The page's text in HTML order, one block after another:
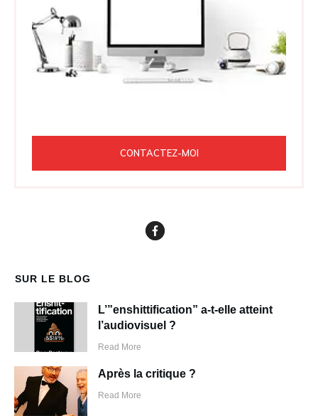
CONTACTEZ-MOI
SUR LE BLOG
L’”enshittification” a-t-elle atteint
l’audiovisuel ?
Read More
Après la critique ?
Read More